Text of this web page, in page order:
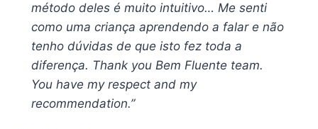
método deles é muito intuitivo… Me senti
como uma criança aprendendo a falar e não
tenho dúvidas de que isto fez toda a
diferença. Thank you Bem Fluente team.
You have my respect and my
recommendation.”